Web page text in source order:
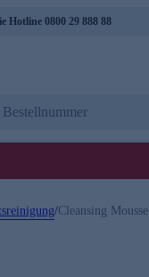
Hotline 0800 29 888 88
/Cleansing Mousse